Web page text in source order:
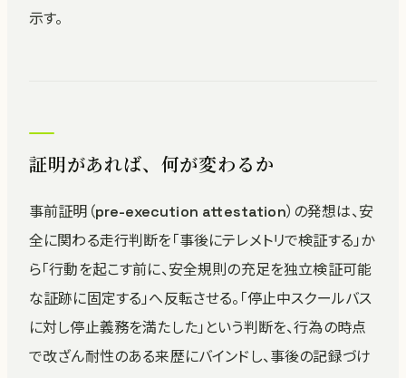
示す。
証明があれば、何が変わるか
事前証明（pre-execution attestation）の発想は、安
全に関わる走行判断を「事後にテレメトリで検証する」か
ら「行動を起こす前に、安全規則の充足を独立検証可能
な証跡に固定する」へ反転させる。「停止中スクールバス
に対し停止義務を満たした」という判断を、行為の時点
で改ざん耐性のある来歴にバインドし、事後の記録づけ